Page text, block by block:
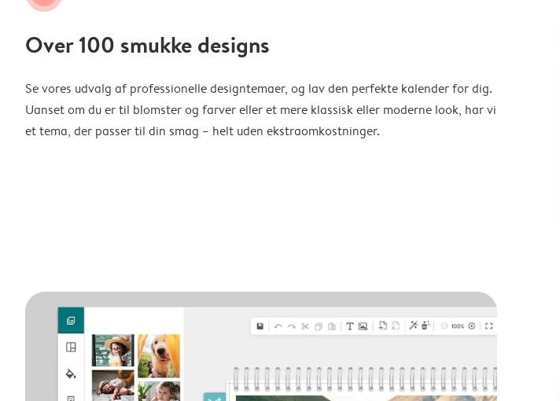
Over 100 smukke designs
Se vores udvalg af professionelle designtemaer, og lav den perfekte kalender for dig.
Uanset om du er til blomster og farver eller et mere klassisk eller moderne look, har vi
et tema, der passer til din smag – helt uden ekstraomkostninger.